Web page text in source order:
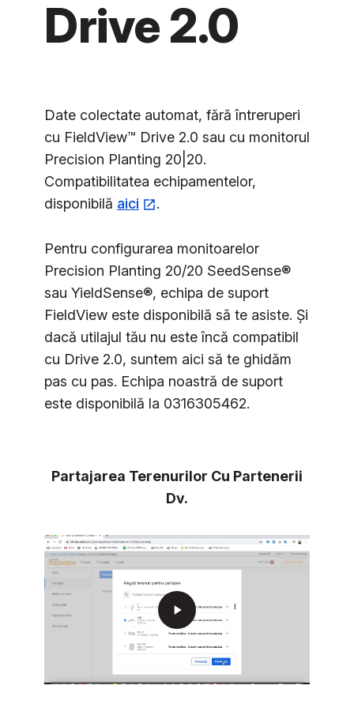
Drive 2.0
Date colectate automat, fără întreruperi
cu FieldView™ Drive 2.0 sau cu monitorul
Precision Planting 20|20.
Compatibilitatea echipamentelor,
disponibilă aici .
Pentru configurarea monitoarelor
Precision Planting 20/20 SeedSense®
sau YieldSense®, echipa de suport
FieldView este disponibilă să te asiste. Și
dacă utilajul tău nu este încă compatibil
cu Drive 2.0, suntem aici să te ghidăm
pas cu pas. Echipa noastră de suport
este disponibilă la 0316305462.
Partajarea Terenurilor Cu Partenerii
Dv.
play_arrow